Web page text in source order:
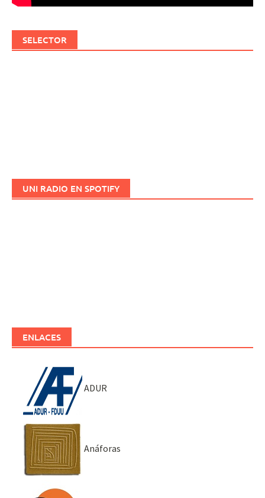
SELECTOR
UNI RADIO EN SPOTIFY
ENLACES
ADUR
Anáforas